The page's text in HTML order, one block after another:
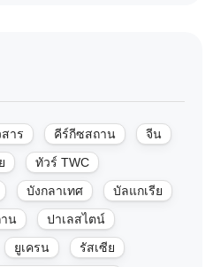
าร คีร์กีซสถาน
จีน
ทัวร์ TWC
บังกลาเทศ
บัลแกเรีย
น
ปาเลสไตน์
ยูเครน
รัสเซีย